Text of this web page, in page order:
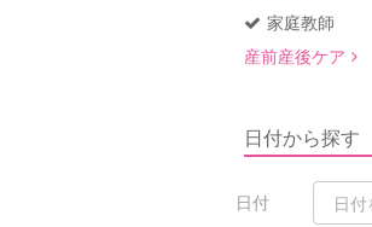
家庭教師
産前産後ケア
日付から探す
日付